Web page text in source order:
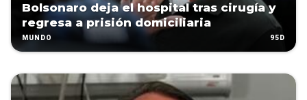
Bolsonaro deja el hospital tras cirugía y
regresa a prisión domiciliaria
MUNDO 95D